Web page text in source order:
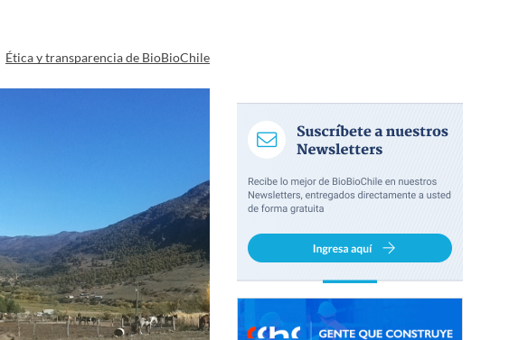
Ética y transparencia de BioBioChile